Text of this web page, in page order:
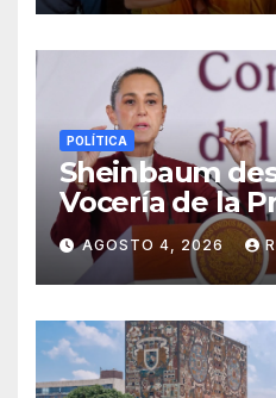
POLÍTICA
Sheinbaum
Vocería de la
crea nueva
Ayudantía
AGOSTO 4, 2026